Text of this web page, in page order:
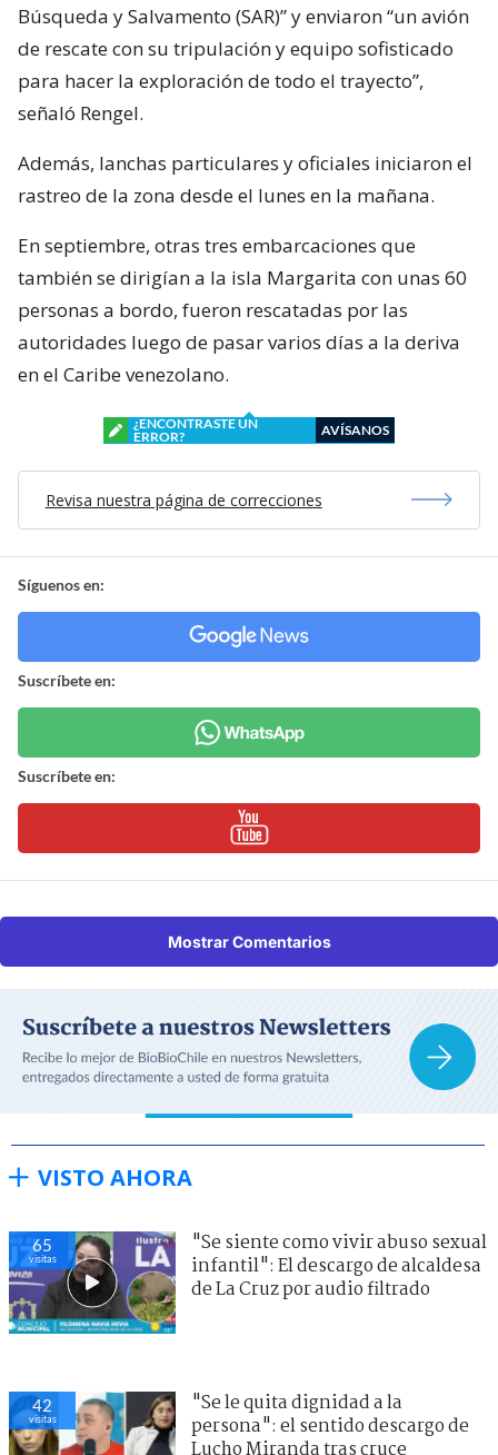
Búsqueda y Salvamento (SAR)” y enviaron “un avión
de rescate con su tripulación y equipo sofisticado
para hacer la exploración de todo el trayecto”,
señaló Rengel.
Además, lanchas particulares y oficiales iniciaron el
rastreo de la zona desde el lunes en la mañana.
En septiembre, otras tres embarcaciones que
también se dirigían a la isla Margarita con unas 60
personas a bordo, fueron rescatadas por las
autoridades luego de pasar varios días a la deriva
en el Caribe venezolano.
¿ENCONTRASTE UN
ERROR?
AVÍSANOS
Revisa nuestra página de correcciones
Síguenos en:
Suscríbete en:
Suscríbete en:
Mostrar Comentarios
VISTO AHORA
60
visitas
"Se siente como vivir abuso sexual
infantil": El descargo de alcaldesa
de La Cruz por audio filtrado
41
visitas
"Se le quita dignidad a la
persona": el sentido descargo de